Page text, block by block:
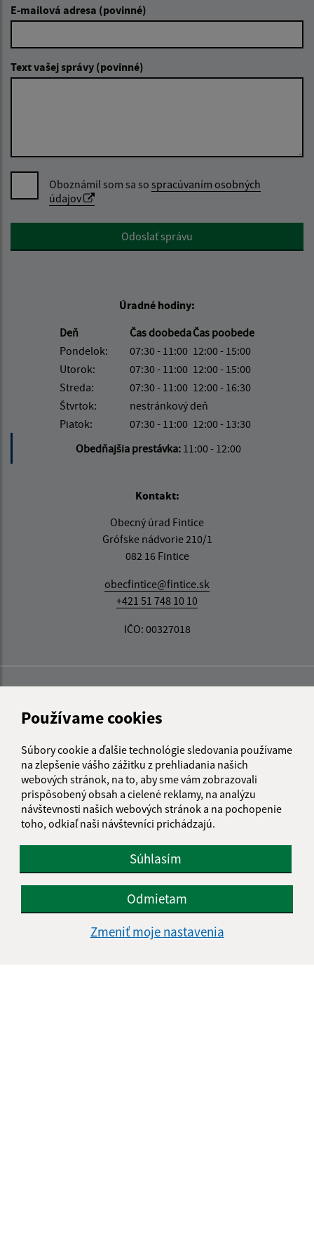
Používame cookies
Súbory cookie a ďalšie technológie sledovania používame
na zlepšenie vášho zážitku z prehliadania našich
webových stránok, na to, aby sme vám zobrazovali
prispôsobený obsah a cielené reklamy, na analýzu
návštevnosti našich webových stránok a na pochopenie
toho, odkiaľ naši návštevníci prichádzajú.
Súhlasím
Odmietam
Zmeniť moje nastavenia
E-mailová adresa (povinné)
Text vašej správy (povinné)
Oboznámil som sa so spracúvaním osobných
údajov
Google reCaptcha ResponseOdoslať správu
Úradné hodiny:
Deň
Čas doobedaČas poobede
Pondelok:
07:30 - 11:00 12:00 - 15:00
Utorok:
07:30 - 11:00 12:00 - 15:00
Streda:
07:30 - 11:00 12:00 - 16:30
Štvrtok:
nestránkový deň
Piatok:
07:30 - 11:00 12:00 - 13:30
Obedňajšia prestávka: 11:00 - 12:00
Kontakt:
Obecný úrad Fintice
Grófske nádvorie 210/1
082 16 Fintice
obecfintice@fintice.sk
+421 51 748 10 10
IČO: 00327018
Informácie o stránke:
Autorské práva